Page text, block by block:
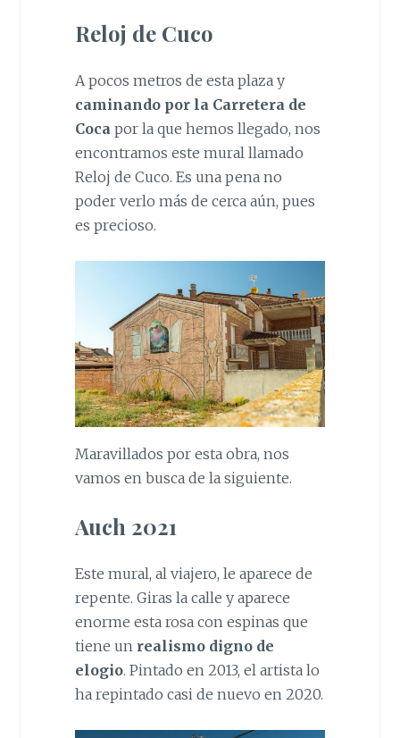
Reloj de Cuco
A pocos metros de esta plaza y
caminando por la Carretera de
Coca por la que hemos llegado, nos
encontramos este mural llamado
Reloj de Cuco. Es una pena no
poder verlo más de cerca aún, pues
es precioso.
Maravillados por esta obra, nos
vamos en busca de la siguiente.
Auch 2021
Este mural, al viajero, le aparece de
repente. Giras la calle y aparece
enorme esta rosa con espinas que
tiene un realismo digno de
elogio. Pintado en 2013, el artista lo
ha repintado casi de nuevo en 2020.